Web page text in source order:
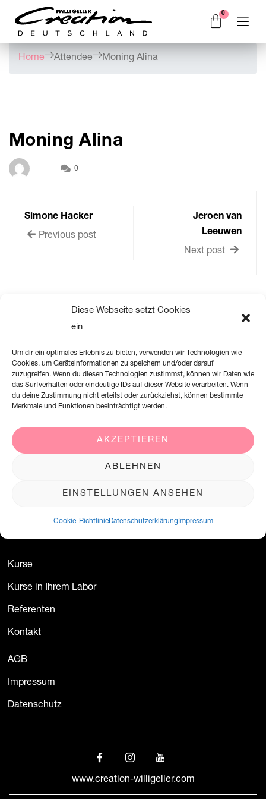
Diese Webseite setzt Cookies
ein
Um dir ein optimales Erlebnis zu bieten, verwenden wir Technologien wie
Cookies, um Geräteinformationen zu speichern und/oder darauf
zuzugreifen. Wenn du diesen Technologien zustimmst, können wir Daten wie
das Surfverhalten oder eindeutige IDs auf dieser Website verarbeiten. Wenn
du deine Zustimmung nicht erteilst oder zurückziehst, können bestimmte
Merkmale und Funktionen beeinträchtigt werden.
AKZEPTIEREN
ABLEHNEN
EINSTELLUNGEN ANSEHEN
Cookie-RichtlinieDatenschutzerklärungImpressum
Home Attendee Moning Alina
Moning Alina
0
Simone Hacker
Previous post
Jeroen van
Leeuwen
Next post
Creation Willi Geller Deutschland GmbH
office@creation-willigeller.de
Kurse
Kurse in Ihrem Labor
Referenten
Kontakt
AGB
Impressum
Datenschutz
www.creation-willigeller.com